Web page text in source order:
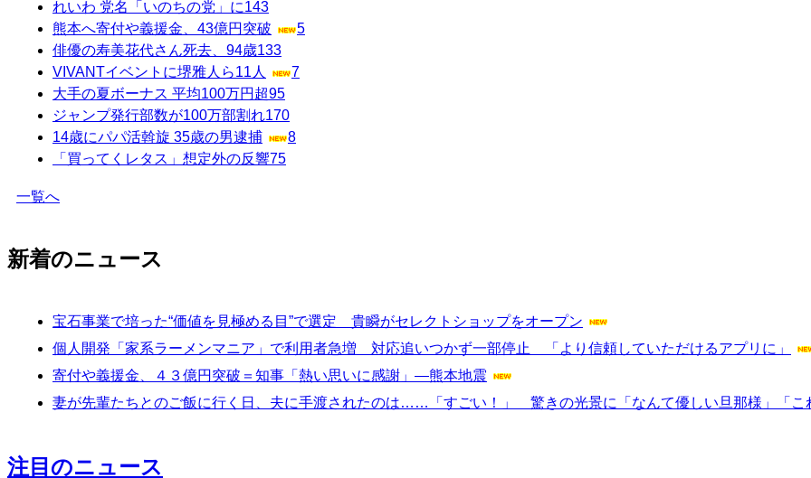
れいわ 党名「いのちの党」に143
熊本へ寄付や義援金、43億円突破
5
俳優の寿美花代さん死去、94歳133
VIVANTイベントに堺雅人ら11人
7
大手の夏ボーナス 平均100万円超95
ジャンプ発行部数が100万部割れ170
14歳にパパ活斡旋 35歳の男逮捕
8
「買ってくレタス」想定外の反響75
一覧へ
新着のニュース
宝石事業で培った“価値を見極める目”で選定 貴瞬がセレクトショップをオープン
個人開発「家系ラーメンマニア」で利用者急増 対応追いつかず一部停止 「より信頼していただけるアプリに」
寄付や義援金、４３億円突破＝知事「熱い思いに感謝」―熊本地震
妻が先輩たちとのご飯に行く日、夫に手渡されたのは……「すごい！」 驚きの光景に「なんて優しい旦那様」「こ
注目のニュース